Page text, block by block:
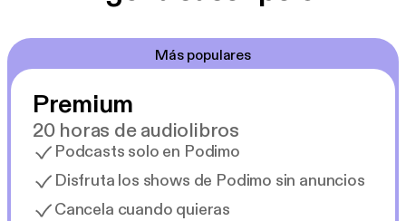
Más populares
Premium
20 horas de audiolibros
Podcasts solo en Podimo
Disfruta los shows de Podimo sin anuncios
Cancela cuando quieras